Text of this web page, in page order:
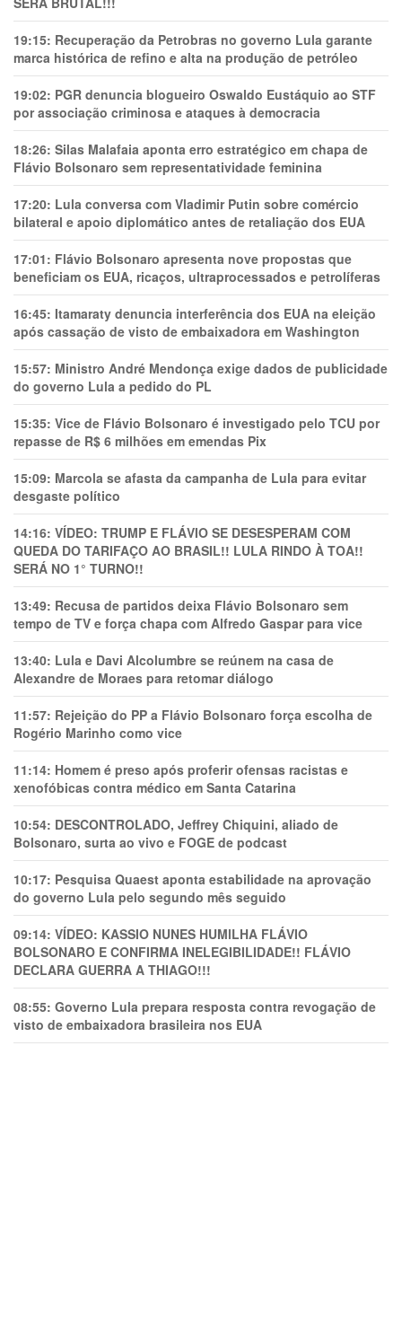
19:15: Recuperação da Petrobras no governo Lula garante
marca histórica de refino e alta na produção de petróleo
19:02: PGR denuncia blogueiro Oswaldo Eustáquio ao STF
por associação criminosa e ataques à democracia
18:26: Silas Malafaia aponta erro estratégico em chapa de
Flávio Bolsonaro sem representatividade feminina
17:20: Lula conversa com Vladimir Putin sobre comércio
bilateral e apoio diplomático antes de retaliação dos EUA
17:01: Flávio Bolsonaro apresenta nove propostas que
beneficiam os EUA, ricaços, ultraprocessados e petrolíferas
16:45: Itamaraty denuncia interferência dos EUA na eleição
após cassação de visto de embaixadora em Washington
15:57: Ministro André Mendonça exige dados de publicidade
do governo Lula a pedido do PL
15:35: Vice de Flávio Bolsonaro é investigado pelo TCU por
repasse de R$ 6 milhões em emendas Pix
15:09: Marcola se afasta da campanha de Lula para evitar
desgaste político
14:16: VÍDEO: TRUMP E FLÁVIO SE DESESPERAM COM
QUEDA DO TARIFAÇO AO BRASIL!! LULA RINDO À TOA!!
SERÁ NO 1° TURNO!!
13:49: Recusa de partidos deixa Flávio Bolsonaro sem
tempo de TV e força chapa com Alfredo Gaspar para vice
13:40: Lula e Davi Alcolumbre se reúnem na casa de
Alexandre de Moraes para retomar diálogo
11:57: Rejeição do PP a Flávio Bolsonaro força escolha de
Rogério Marinho como vice
11:14: Homem é preso após proferir ofensas racistas e
xenofóbicas contra médico em Santa Catarina
10:54: DESCONTROLADO, Jeffrey Chiquini, aliado de
Bolsonaro, surta ao vivo e FOGE de podcast
10:17: Pesquisa Quaest aponta estabilidade na aprovação
do governo Lula pelo segundo mês seguido
09:14: VÍDEO: KASSIO NUNES HUMlLHA FLÁVIO
BOLSONARO E CONFIRMA INELEGIBILIDADE!! FLÁVIO
DECLARA GUERRA A THIAGO!!!
08:55: Governo Lula prepara resposta contra revogação de
visto de embaixadora brasileira nos EUA